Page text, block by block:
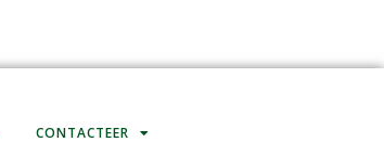
CONTACTEER